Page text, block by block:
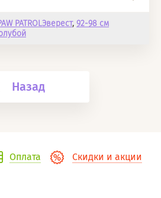
PATROLЭверест, 92-98 см
Назад
Оплата Скидки и акции